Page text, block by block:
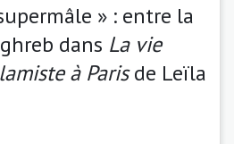
» : entre la
dans La vie
à Parisde Leïla